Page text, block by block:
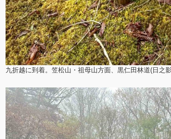
九折越に到着。笠松山・祖母山方面、黒仁田林道(日之